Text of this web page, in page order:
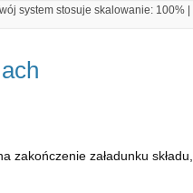
system stosuje skalowanie: 100%
zakończenie załadunku